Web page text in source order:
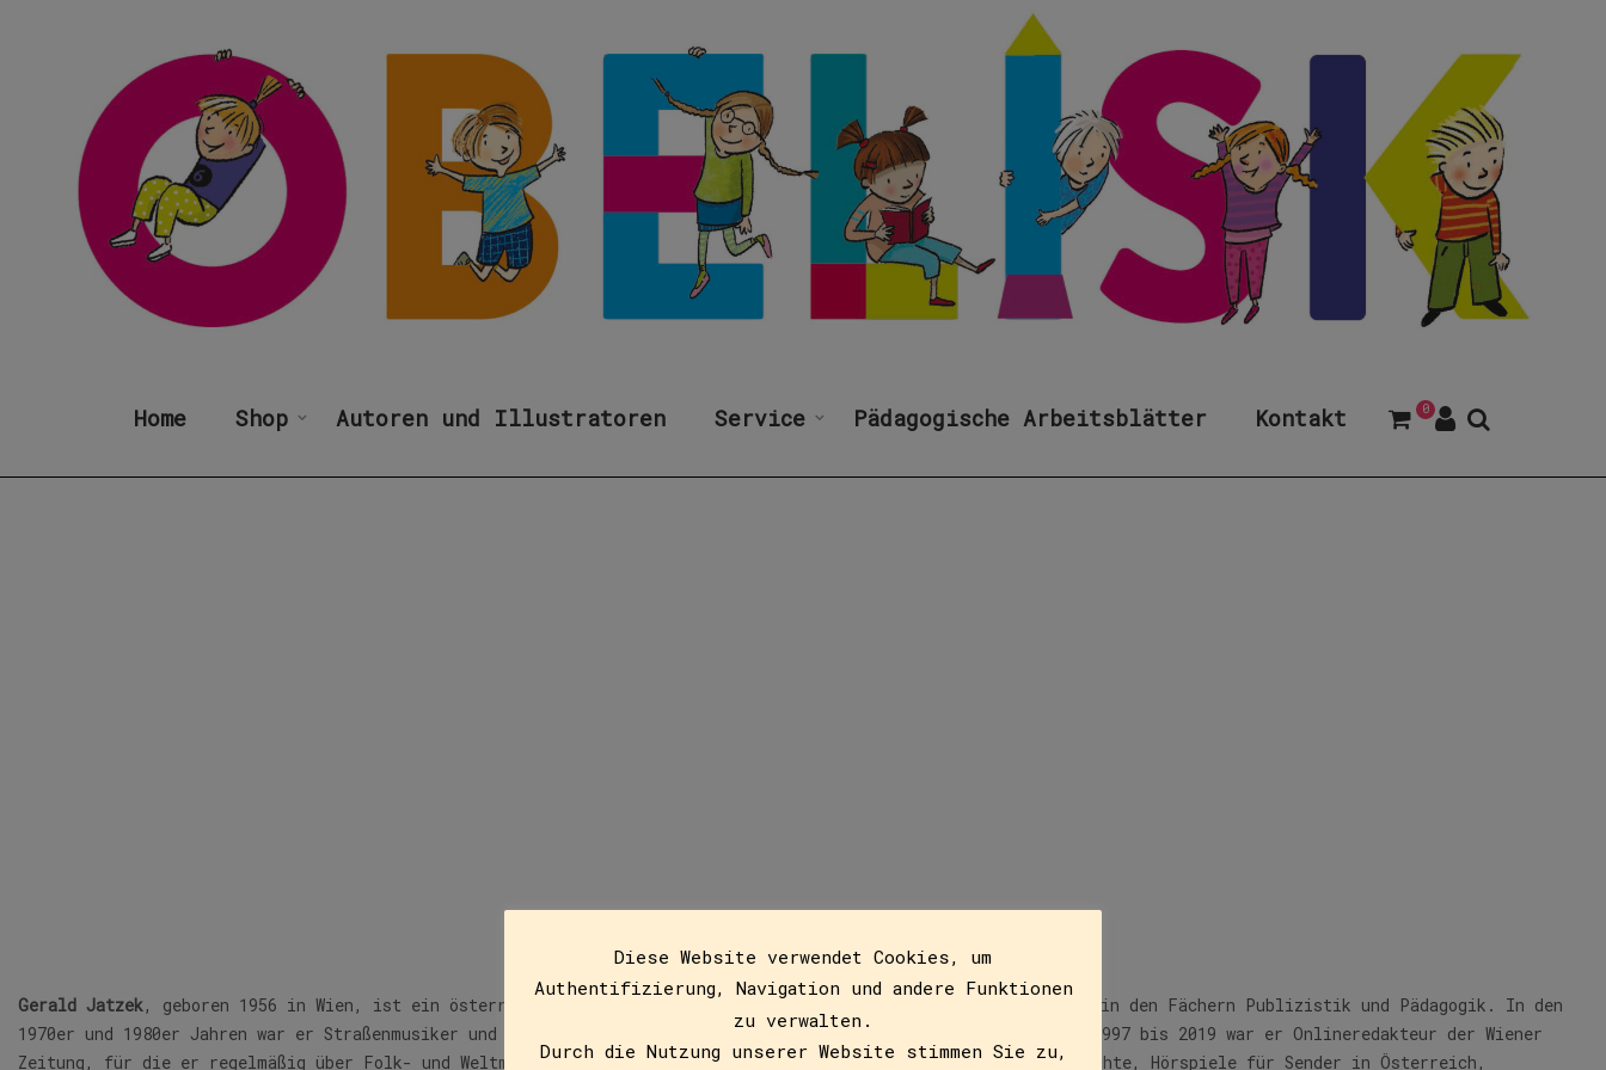
Home Shop Autoren und Illustratoren Service Pädagogische Arbeitsblätter Kontakt 0
Gerald Jatzek, geboren 1956 in Wien, ist ein österreichischer Autor, Musiker und Journalist. Er promovierte 1981 in den Fächern Publizistik und Pädagogik. In den
1970er und 1980er Jahren war er Straßenmusiker und Mitglied im Werkkreis Literatur der Arbeitswelt in Wien. Von 1997 bis 2019 war er Onlineredakteur der Wiener
Zeitung, für die er regelmäßig über Folk- und Weltmusik schrieb. Neben zahlreichen Kinderbüchern schrieb er Gedichte, Hörspiele für Sender in Österreich,
Diese Website verwendet Cookies, um
Authentifizierung, Navigation und andere Funktionen
zu verwalten.
Durch die Nutzung unserer Website stimmen Sie zu,